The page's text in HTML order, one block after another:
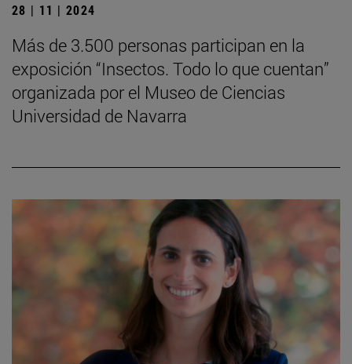
28 | 11 | 2024
Más de 3.500 personas participan en la
exposición “Insectos. Todo lo que cuentan”
organizada por el Museo de Ciencias
Universidad de Navarra